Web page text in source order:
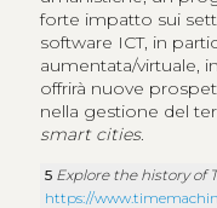
forte impatto sui
software ICT, in
aumentata/virtuale,
offrirà nuove
nella gestione del
smart cities.
5 Explore the history of
https://